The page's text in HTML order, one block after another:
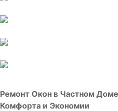
Ремонт Окон в Частном
Комфорта и Экономии